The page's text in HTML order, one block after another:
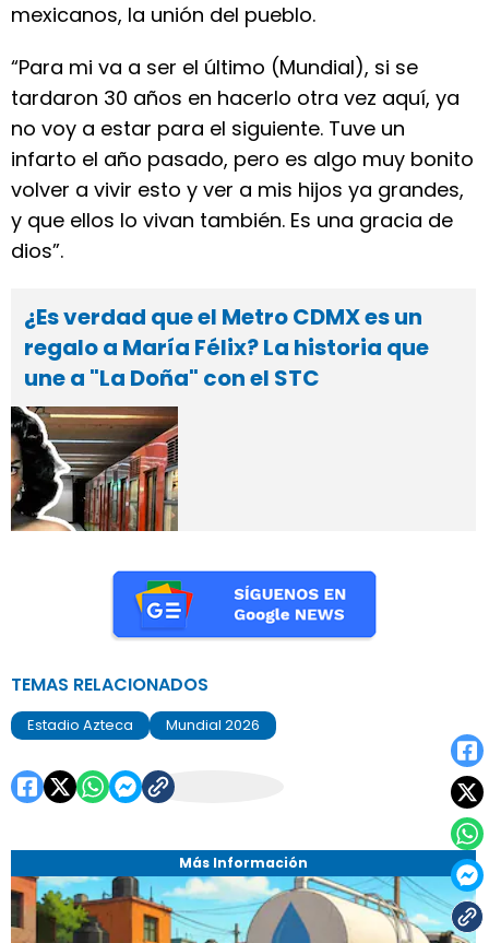
Más Información
mexicanos, la unión del pueblo.
“Para mi va a ser el último (Mundial), si se
tardaron 30 años en hacerlo otra vez aquí, ya
no voy a estar para el siguiente. Tuve un
infarto el año pasado, pero es algo muy bonito
volver a vivir esto y ver a mis hijos ya grandes,
y que ellos lo vivan también. Es una gracia de
dios”.
¿Es verdad que el Metro CDMX es un
regalo a María Félix? La historia que
une a "La Doña" con el STC
TEMAS RELACIONADOS
Estadio Azteca Mundial 2026